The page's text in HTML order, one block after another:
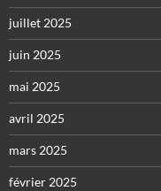
juillet 2025
juin 2025
mai 2025
avril 2025
mars 2025
février 2025